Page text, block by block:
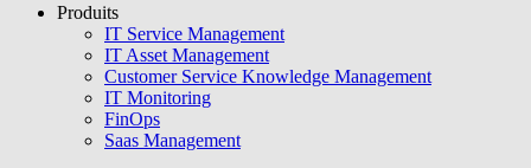
USU GmbH
Produits
IT Service Management
IT Asset Management
Customer Service Knowledge Management
IT Monitoring
FinOps
Saas Management